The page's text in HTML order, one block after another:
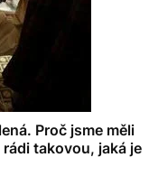
Proč jsme měli
takovou, jaká je